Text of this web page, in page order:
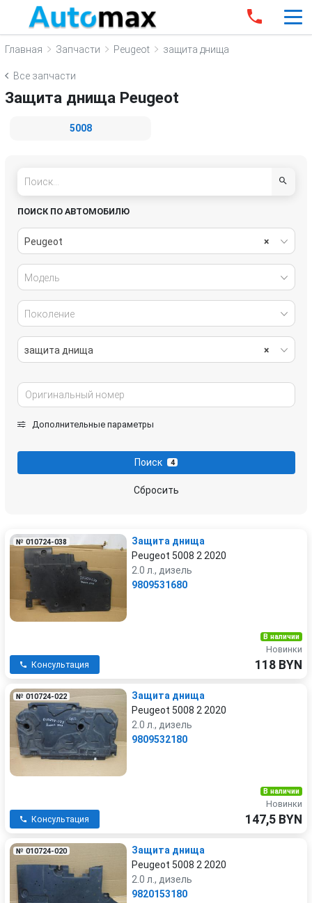
Главная Запчасти Peugeot защита днища
Все запчасти
Защита днища Peugeot
5008
ПОИСК ПО АВТОМОБИЛЮ
×
Peugeot
Модель
Поколение
×
защита днища
Дополнительные параметры
Поиск 4
Сбросить
№ 010724-038
Защита днища
Peugeot 5008 2 2020
2.0 л., дизель
9809531680
Консультация
В наличии
Новинки
118 BYN
№ 010724-022
Защита днища
Peugeot 5008 2 2020
2.0 л., дизель
9809532180
Консультация
В наличии
Новинки
147,5 BYN
№ 010724-020
Защита днища
Peugeot 5008 2 2020
2.0 л., дизель
9820153180